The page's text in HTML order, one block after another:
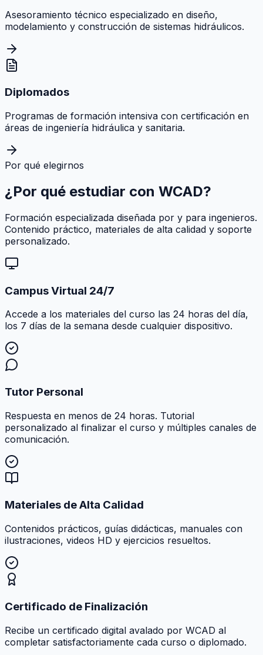
Asesoramiento técnico especializado en diseño,
modelamiento y construcción de sistemas hidráulicos.
Diplomados
Programas de formación intensiva con certificación en
áreas de ingeniería hidráulica y sanitaria.
Por qué elegirnos
¿Por qué estudiar con WCAD?
Formación especializada diseñada por y para ingenieros.
Contenido práctico, materiales de alta calidad y soporte
personalizado.
Campus Virtual 24/7
Accede a los materiales del curso las 24 horas del día,
los 7 días de la semana desde cualquier dispositivo.
Tutor Personal
Respuesta en menos de 24 horas. Tutorial
personalizado al finalizar el curso y múltiples canales de
comunicación.
Materiales de Alta Calidad
Contenidos prácticos, guías didácticas, manuales con
ilustraciones, videos HD y ejercicios resueltos.
Certificado de Finalización
Recibe un certificado digital avalado por WCAD al
completar satisfactoriamente cada curso o diplomado.